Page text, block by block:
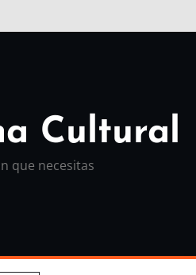
Cultural
que necesitas